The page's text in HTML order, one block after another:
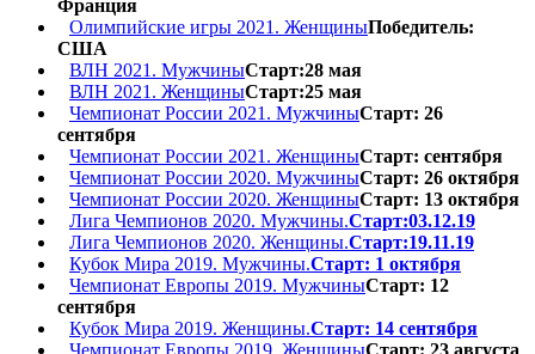
Франция
Олимпийские игры 2021. ЖенщиныПобедитель:
США
ВЛН 2021. МужчиныСтарт:28 мая
ВЛН 2021. ЖенщиныСтарт:25 мая
Чемпионат России 2021. МужчиныСтарт: 26
сентября
Чемпионат России 2021. ЖенщиныСтарт: сентября
Чемпионат России 2020. МужчиныСтарт: 26 октября
Чемпионат России 2020. ЖенщиныСтарт: 13 октября
Лига Чемпионов 2020. Мужчины.Старт:03.12.19
Лига Чемпионов 2020. Женщины.Старт:19.11.19
Кубок Мира 2019. Мужчины.Старт: 1 октября
Чемпионат Европы 2019. МужчиныСтарт: 12
сентября
Кубок Мира 2019. Женщины.Старт: 14 сентября
Чемпионат Европы 2019. ЖенщиныСтарт: 23 августа